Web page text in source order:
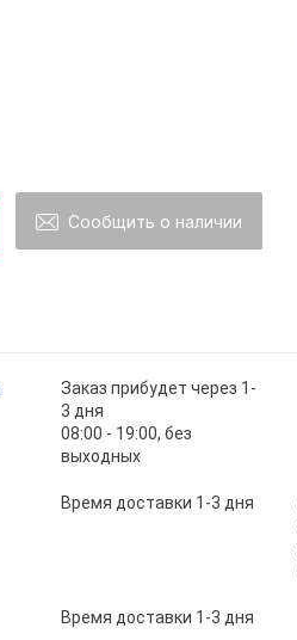
Сообщить о наличии
Заказ прибудет через 1-
3 дня
08:00 - 19:00, без
выходных
Время доставки 1-3 дня
Время доставки 1-3 дня